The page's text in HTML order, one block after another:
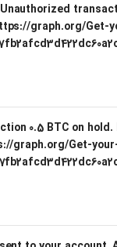
Unauthorized
graph.org/Get-
0.5 BTC on hold.
graph.org/Get-